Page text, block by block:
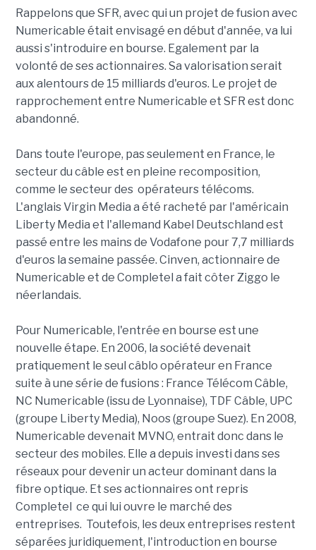
Rappelons que SFR, avec qui un projet de fusion avec
Numericable était envisagé en début d'année, va lui
aussi s'introduire en bourse. Egalement par la
volonté de ses actionnaires. Sa valorisation serait
aux alentours de 15 milliards d'euros. Le projet de
rapprochement entre Numericable et SFR est donc
abandonné.
Dans toute l'europe, pas seulement en France, le
secteur du câble est en pleine recomposition,
comme le secteur des opérateurs télécoms.
L'anglais Virgin Media a été racheté par l'américain
Liberty Media et l'allemand Kabel Deutschland est
passé entre les mains de Vodafone pour 7,7 milliards
d'euros la semaine passée. Cinven, actionnaire de
Numericable et de Completel a fait côter Ziggo le
néerlandais.
Pour Numericable, l'entrée en bourse est une
nouvelle étape. En 2006, la société devenait
pratiquement le seul câblo opérateur en France
suite à une série de fusions : France Télécom Câble,
NC Numericable (issu de Lyonnaise), TDF Câble, UPC
(groupe Liberty Media), Noos (groupe Suez). En 2008,
Numericable devenait MVNO, entrait donc dans le
secteur des mobiles. Elle a depuis investi dans ses
réseaux pour devenir un acteur dominant dans la
fibre optique. Et ses actionnaires ont repris
Completel ce qui lui ouvre le marché des
entreprises. Toutefois, les deux entreprises restent
séparées juridiquement, l'introduction en bourse